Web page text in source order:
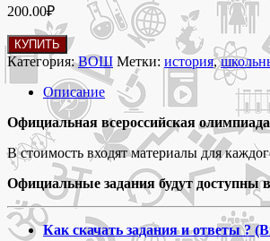
200.00₽
Количество
товара
сентября
2023 Школьный
этап
2023
олимпиада
по
истории
5-
11
КУПИТЬ
Категория:ВОШ Метки: история,
Описание
Официальная всероссийская
В стоимость входят материалы для
Официальные задания будут доступны
Как скачать задания и ответы ?